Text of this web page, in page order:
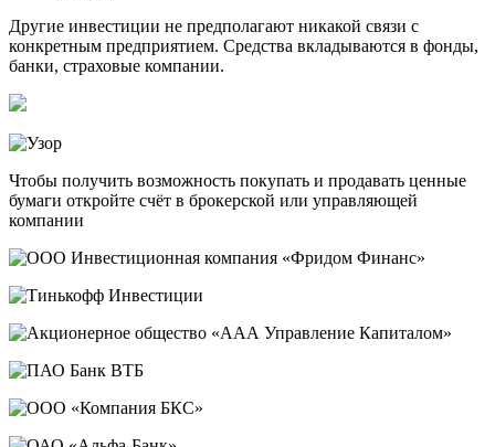
Другие инвестиции не предполагают никакой связи с
конкретным предприятием. Средства вкладываются в фонды,
банки, страховые компании.
Чтобы получить возможность покупать и продавать ценные
бумаги откройте счёт в брокерской или управляющей
компании